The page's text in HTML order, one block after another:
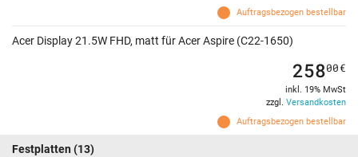
Auftragsbezogen bestellbar
Acer Display 21.5W FHD, matt für Acer Aspire (C22-1650)
Auftragsbezogen bestellbar
25800€
inkl. 19% MwSt
zzgl. Versandkosten
Festplatten (13)